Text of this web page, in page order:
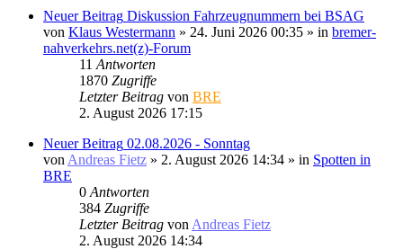
Neuer Beitrag Diskussion Fahrzeugnummern bei BSAG
von Klaus Westermann » 24. Juni 2026 00:35 » in bremer-
nahverkehrs.net(z)-Forum
11 Antworten
1870 Zugriffe
Letzter Beitrag von BRE
2. August 2026 17:15
Neuer Beitrag 02.08.2026 - Sonntag
von Andreas Fietz » 2. August 2026 14:34 » in Spotten in
BRE
0 Antworten
384 Zugriffe
Letzter Beitrag von Andreas Fietz
2. August 2026 14:34